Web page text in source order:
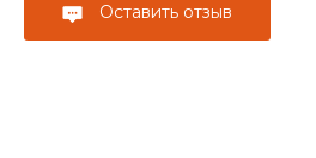
Оставить отзыв